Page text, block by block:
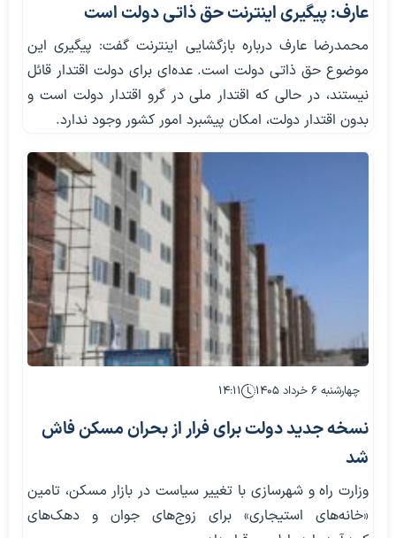
عارف: پیگیری اینترنت حق ذاتی دولت است
محمدرضا عارف درباره بازگشایی اینترنت گفت: پیگیری این
موضوع حق ذاتی دولت است. عده‌ای برای دولت اقتدار قائل
نیستند، در حالی که اقتدار ملی در گرو اقتدار دولت است و
بدون اقتدار دولت، امکان پیشبرد امور کشور وجود ندارد.
چهارشنبه ۶ خرداد ۱۴۰۵ ۱۴:۱۱
نسخه جدید دولت برای فرار از بحران مسکن فاش
شد
وزارت راه و شهرسازی با تغییر سیاست در بازار مسکن، تامین
«خانه‌های استیجاری» برای زوج‌های جوان و دهک‌های